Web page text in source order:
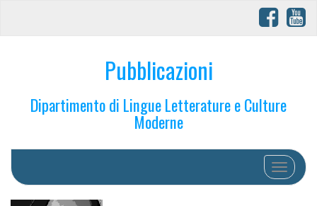
Pubblicazioni
Dipartimento di Lingue Letterature e Culture
Moderne
Toggle